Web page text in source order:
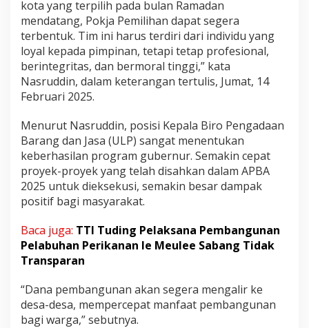
s
i
f
b
a
g
i
v
e
s
t
o
r
kota yang terpilih pada bulan Ramadan
mendatang, Pokja Pemilihan dapat segera
terbentuk. Tim ini harus terdiri dari individu yang
loyal kepada pimpinan, tetapi tetap profesional,
berintegritas, dan bermoral tinggi,” kata
Nasruddin, dalam keterangan tertulis, Jumat, 14
Februari 2025.
Menurut Nasruddin, posisi Kepala Biro Pengadaan
Barang dan Jasa (ULP) sangat menentukan
keberhasilan program gubernur. Semakin cepat
proyek-proyek yang telah disahkan dalam APBA
2025 untuk dieksekusi, semakin besar dampak
positif bagi masyarakat.
Baca juga: TTI Tuding Pelaksana Pembangunan
Pelabuhan Perikanan Ie Meulee Sabang Tidak
Transparan
“Dana pembangunan akan segera mengalir ke
desa-desa, mempercepat manfaat pembangunan
bagi warga,” sebutnya.